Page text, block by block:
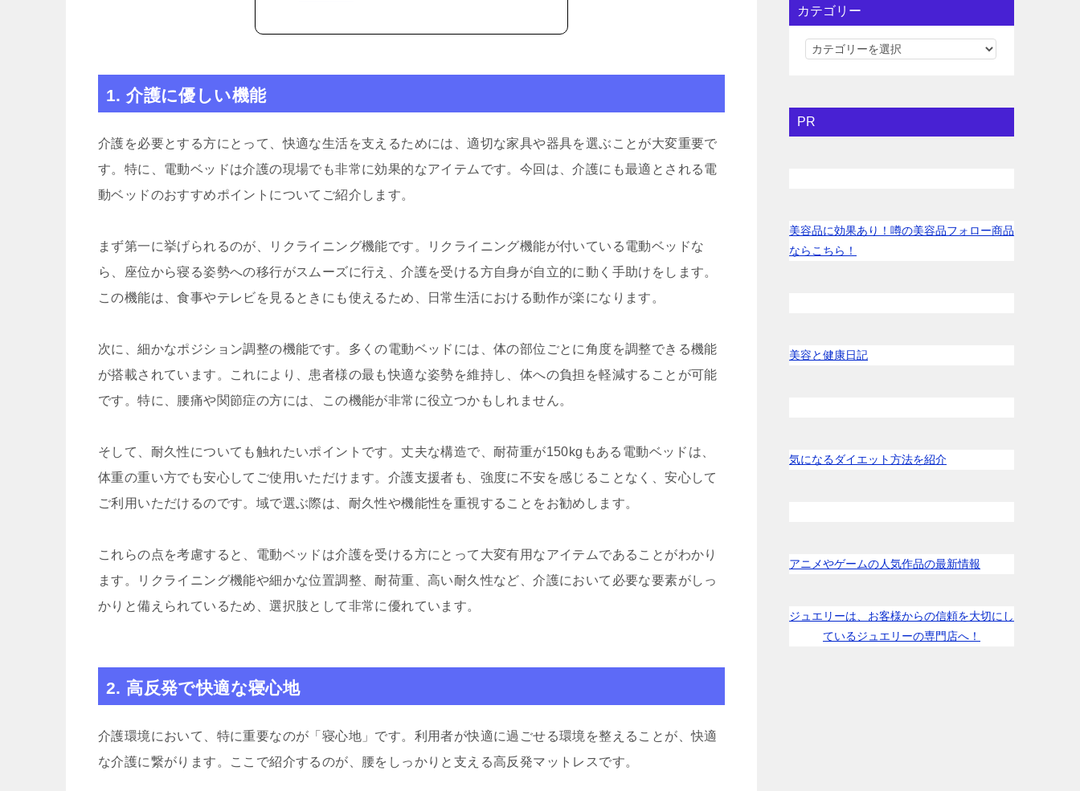
1. 介護に優しい機能
介護を必要とする方にとって、快適な生活を支えるためには、適切な家具や器具を選ぶことが大変重要で
す。特に、電動ベッドは介護の現場でも非常に効果的なアイテムです。今回は、介護にも最適とされる電
動ベッドのおすすめポイントについてご紹介します。
まず第一に挙げられるのが、リクライニング機能です。リクライニング機能が付いている電動ベッドな
ら、座位から寝る姿勢への移行がスムーズに行え、介護を受ける方自身が自立的に動く手助けをします。
この機能は、食事やテレビを見るときにも使えるため、日常生活における動作が楽になります。
次に、細かなポジション調整の機能です。多くの電動ベッドには、体の部位ごとに角度を調整できる機能
が搭載されています。これにより、患者様の最も快適な姿勢を維持し、体への負担を軽減することが可能
です。特に、腰痛や関節症の方には、この機能が非常に役立つかもしれません。
そして、耐久性についても触れたいポイントです。丈夫な構造で、耐荷重が150kgもある電動ベッドは、
体重の重い方でも安心してご使用いただけます。介護支援者も、強度に不安を感じることなく、安心して
ご利用いただけるのです。域で選ぶ際は、耐久性や機能性を重視することをお勧めします。
これらの点を考慮すると、電動ベッドは介護を受ける方にとって大変有用なアイテムであることがわかり
ます。リクライニング機能や細かな位置調整、耐荷重、高い耐久性など、介護において必要な要素がしっ
かりと備えられているため、選択肢として非常に優れています。
2. 高反発で快適な寝心地
介護環境において、特に重要なのが「寝心地」です。利用者が快適に過ごせる環境を整えることが、快適
な介護に繋がります。ここで紹介するのが、腰をしっかりと支える高反発マットレスです。
カテゴリー
カ
リ
ー
PR
美容品に効果あり！噂の美容品フォロー商品
ならこちら！
美容と健康日記
気になるダイエット方法を紹介
アニメやゲームの人気作品の最新情報
ジュエリーは、お客様からの信頼を大切にし
ているジュエリーの専門店へ！